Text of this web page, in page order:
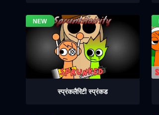
स्प्रंकलैरिटी स्प्रंकड